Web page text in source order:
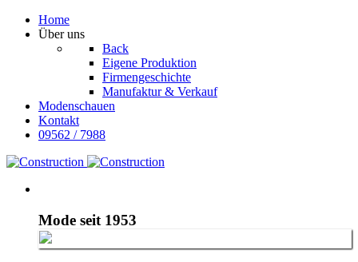
Home
Über uns
Back
Eigene Produktion
Firmengeschichte
Manufaktur & Verkauf
Modenschauen
Kontakt
09562 / 7988
Mode seit 1953